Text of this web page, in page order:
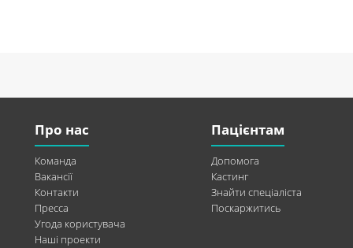
Про нас
Команда
Вакансії
Контакти
Пресса
Угода користувача
Наші проекти
Пацієнтам
Допомога
Кастинг
Знайти спеціаліста
Поскаржитись